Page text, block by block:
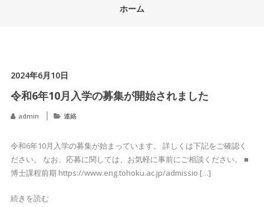
ホーム
2024年6月10日
令和6年10月入学の募集が開始されました
admin 連絡
令和6年10月入学の募集が始まっています。 詳しくは下記をご確認く
ださい。 なお、応募に関しては、お気軽に事前にご相談ください。 ■
博士課程前期 https://www.eng.tohoku.ac.jp/admissio […]
続きを読む